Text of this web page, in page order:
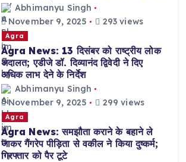
Abhimanyu Singh
November 9, 2025
293 views
Agra
Agra News: 13 दिसंबर को राष्ट्रीय लोक
अदालत; एडीजे डॉ. दिव्यानंद द्विवेदी ने दिए
अधिक लाभ देने के निर्देश
Abhimanyu Singh
November 9, 2025
299 views
Agra
Agra News: समझौता कराने के बहाने ले
जाकर गैंगरेप पीड़िता से वकील ने किया दुष्कर्म;
गिरफ्तार को पैर टूटे